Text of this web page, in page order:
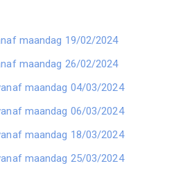
maandag 19/02/2024
maandag 26/02/2024
maandag 04/03/2024
maandag 06/03/2024
maandag 18/03/2024
maandag 25/03/2024